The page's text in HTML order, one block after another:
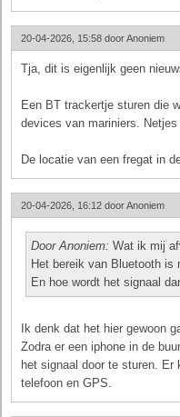
20-04-2026, 15:58 doorAnoniem
Tja, dit is eigenlijk geen
Een BT trackertje sturen die
devices van mariniers.
De locatie van een fregat in
20-04-2026, 16:12 doorAnoniem
Door Anoniem: Wat ik mij
Het bereik van Bluetooth is
En hoe wordt het signaal
Ik denk dat het hier gewoon
Zodra er een iphone in de
het signaal door te sturen.
telefoon en GPS.